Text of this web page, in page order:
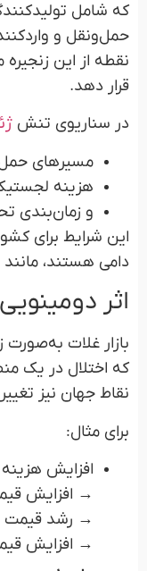
که شامل
حمل‌ونقل و
نقطه از این
قرار دهد.
در سناریوی تنش
مسیرهای حمل
هزینه
و زمان‌بندی
این شرایط برای
دامی هستند، مانند
اثر
بازار غلات
که اختلال در یک
نقاط جهان نیز
برای مثال:
افزایش
→ افزایش
→ رشد قیمت
→ افزایش